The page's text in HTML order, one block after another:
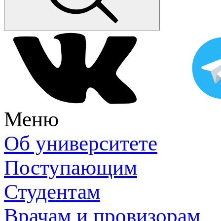
Меню
Об университете
Поступающим
Студентам
Врачам и провизорам